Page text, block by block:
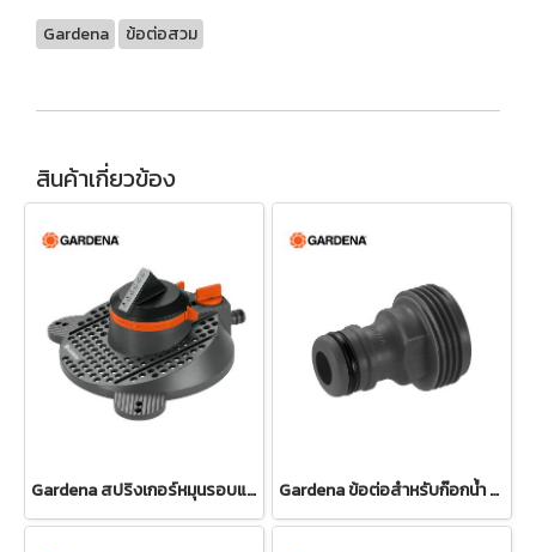
Gardena ข้อต่อสวม
สินค้าเกี่ยวข้อง
Gardena สปริงเกอร์หมุนรอบแบบปรับได้ Tango (02065-20) Gardena ข้อต่อสำหรับก๊อกน้ำ ขนาด 3/4" (26.5 มม.) (00921-50)